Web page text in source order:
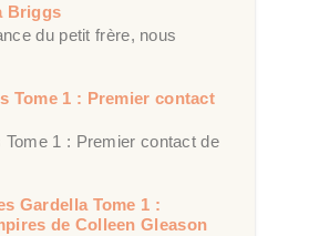
Briggs
du petit frère, nous
Tome 1 : Premier contact
1 : Premier contact de
Gardella Tome 1 :
de Colleen Gleason